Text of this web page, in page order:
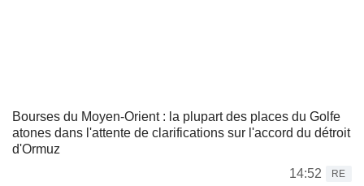
Bourses du Moyen-Orient : la plupart des places du Golfe
atones dans l'attente de clarifications sur l'accord du détroit
d'Ormuz
14:52
RE